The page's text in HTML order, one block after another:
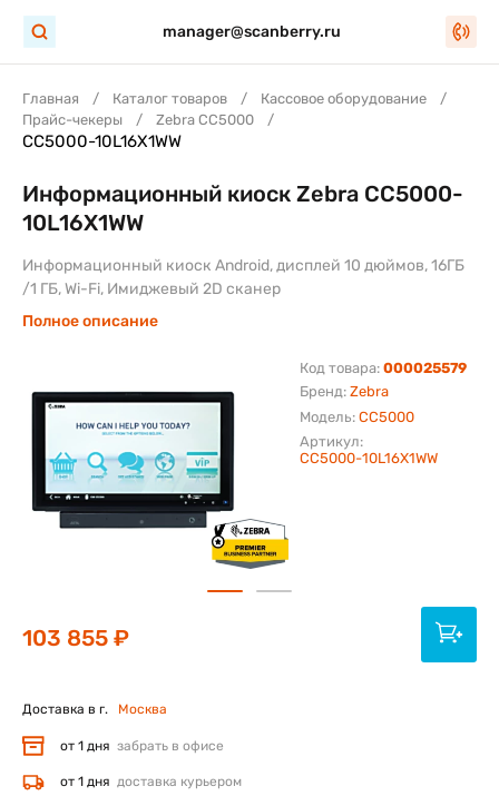
manager@scanberry.ru
Главная Каталог товаров
Кассовое оборудование
Прайс-чекеры
Zebra CC5000
CC5000-10L16X1WW
Бренд: Zebra
Модель: CC5000
Код товара: 000025579
Артикул:
CC5000-10L16X1WW
Информационный киоск Zebra CC5000-
10L16X1WW
Информационный киоск Android, дисплей 10 дюймов, 16ГБ
/1 ГБ, Wi-Fi, Имиджевый 2D сканер
Полное описание
103 855 ₽
Доставка в г. Москва
от 1 дня забрать в офисе
от 1 дня доставка курьером